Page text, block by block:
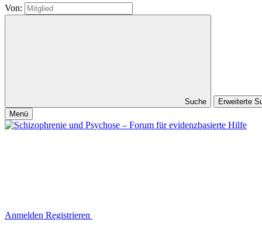
Von:
Suche
Erweiterte
Menü
Anmelden Registrieren